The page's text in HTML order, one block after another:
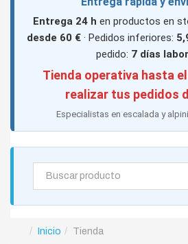
Entrega 24 h en productos en
desde 60 € · Pedidos inferiores:
pedido: 7 días
Tienda operativa hasta
realizar tus pedidos
Especialistas en escalada y
Inicio Tienda